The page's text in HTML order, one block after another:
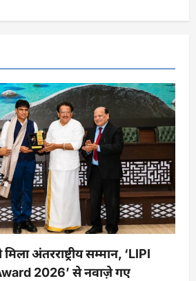
अंतरराष्ट्रीय सम्मान, ‘LIPI
2026’ से नवाज़े गए